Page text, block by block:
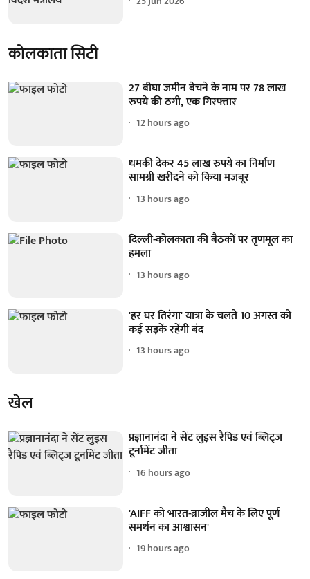
कोलकाता सिटी
27 बीघा जमीन बेचने के नाम पर 78 लाख
रुपये की ठगी, एक गिरफ्तार
12 hours ago
धमकी देकर 45 लाख रुपये का निर्माण
सामग्री खरीदने को किया मजबूर
13 hours ago
दिल्ली-कोलकाता की बैठकों पर तृणमूल का
हमला
13 hours ago
'हर घर तिरंगा' यात्रा के चलते 10 अगस्त को
कई सड़कें रहेंगी बंद
13 hours ago
खेल
प्रज्ञानानंदा ने सेंट लुइस रैपिड एवं ब्लिट्ज
टूर्नामेंट जीता
16 hours ago
'AIFF को भारत-ब्राजील मैच के लिए पूर्ण
समर्थन का आश्वासन'
19 hours ago